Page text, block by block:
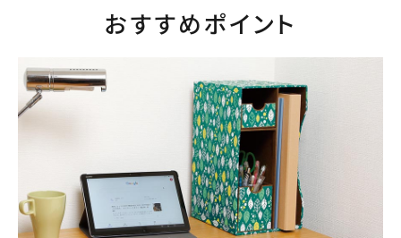
おすすめポイント